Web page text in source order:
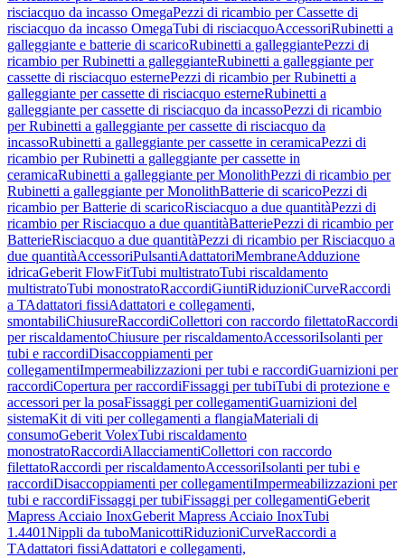
risciacquo da incasso OmegaPezzi di ricambio per Cassette di
risciacquo da incasso OmegaTubi di risciacquoAccessoriRubinetti a
galleggiante e batterie di scaricoRubinetti a galleggiantePezzi di
ricambio per Rubinetti a galleggianteRubinetti a galleggiante per
cassette di risciacquo esternePezzi di ricambio per Rubinetti a
galleggiante per cassette di risciacquo esterneRubinetti a
galleggiante per cassette di risciacquo da incassoPezzi di ricambio
per Rubinetti a galleggiante per cassette di risciacquo da
incassoRubinetti a galleggiante per cassette in ceramicaPezzi di
ricambio per Rubinetti a galleggiante per cassette in
ceramicaRubinetti a galleggiante per MonolithPezzi di ricambio per
Rubinetti a galleggiante per MonolithBatterie di scaricoPezzi di
ricambio per Batterie di scaricoRisciacquo a due quantitàPezzi di
ricambio per Risciacquo a due quantitàBatteriePezzi di ricambio per
BatterieRisciacquo a due quantitàPezzi di ricambio per Risciacquo a
due quantitàAccessoriPulsantiAdattatoriMembraneAdduzione
idricaGeberit FlowFitTubi multistratoTubi riscaldamento
multistratoTubi monostratoRaccordiGiuntiRiduzioniCurveRaccordi
a TAdattatori fissiAdattatori e collegamenti,
smontabiliChiusureRaccordiCollettori con raccordo filettatoRaccordi
per riscaldamentoChiusure per riscaldamentoAccessoriIsolanti per
tubi e raccordiDisaccoppiamenti per
collegamentiImpermeabilizzazioni per tubi e raccordiGuarnizioni per
raccordiCopertura per raccordiFissaggi per tubiTubi di protezione e
accessori per la posaFissaggi per collegamentiGuarnizioni del
sistemaKit di viti per collegamenti a flangiaMateriali di
consumoGeberit VolexTubi riscaldamento
monostratoRaccordiAllacciamentiCollettori con raccordo
filettatoRaccordi per riscaldamentoAccessoriIsolanti per tubi e
raccordiDisaccoppiamenti per collegamentiImpermeabilizzazioni per
tubi e raccordiFissaggi per tubiFissaggi per collegamentiGeberit
Mapress Acciaio InoxGeberit Mapress Acciaio InoxTubi
1.4401Nippli da tuboManicottiRiduzioniCurveRaccordi a
TAdattatori fissiAdattatori e collegamenti,